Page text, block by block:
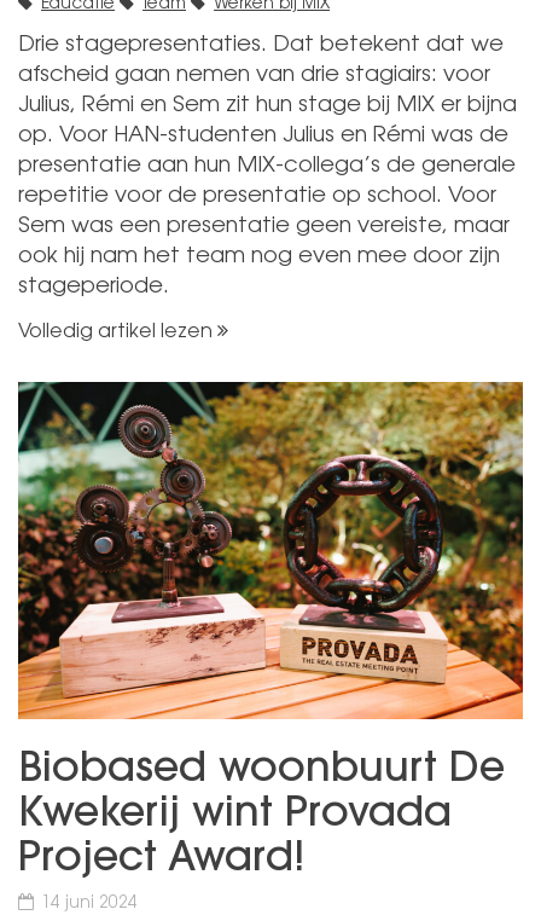
Educatie Team Werken bij MIX
Drie stagepresentaties. Dat betekent dat we
afscheid gaan nemen van drie stagiairs: voor
Julius, Rémi en Sem zit hun stage bij MIX er bijna
op. Voor HAN-studenten Julius en Rémi was de
presentatie aan hun MIX-collega’s de generale
repetitie voor de presentatie op school. Voor
Sem was een presentatie geen vereiste, maar
ook hij nam het team nog even mee door zijn
stageperiode.
Volledig artikel lezen
Biobased woonbuurt De
Kwekerij wint Provada
Project Award!
14 juni 2024